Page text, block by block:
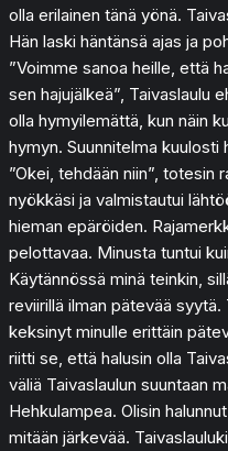
olla erilainen tänä yönä.
Hän laski häntänsä ajas ja
”Voimme sanoa heille, että
sen hajujälkeä”, Taivaslaulu
olla hymyilemättä, kun näin
hymyn. Suunnitelma kuulosti
”Okei, tehdään niin”, totesin
nyökkäsi ja valmistautui
hieman epäröiden.
pelottavaa. Minusta tuntui
Käytännössä minä teinkin,
reviirillä ilman pätevää syytä.
keksinyt minulle erittäin
riitti se, että halusin olla
väliä Taivaslaulun suuntaan
Hehkulampea. Olisin
mitään järkevää.